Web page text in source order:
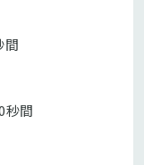
間
秒間